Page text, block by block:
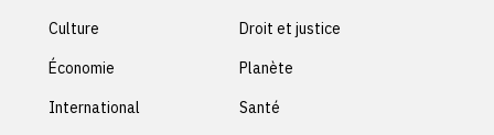
Culture
Économie
International
Droit et justice
Planète
Santé